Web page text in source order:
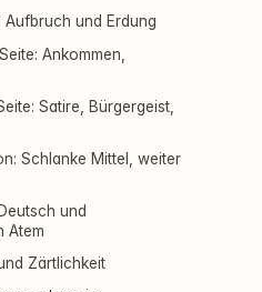
Aufbruch und Erdung
Ankommen,
Satire, Bürgergeist,
Schlanke Mittel, weiter
und
Atem
Zärtlichkeit